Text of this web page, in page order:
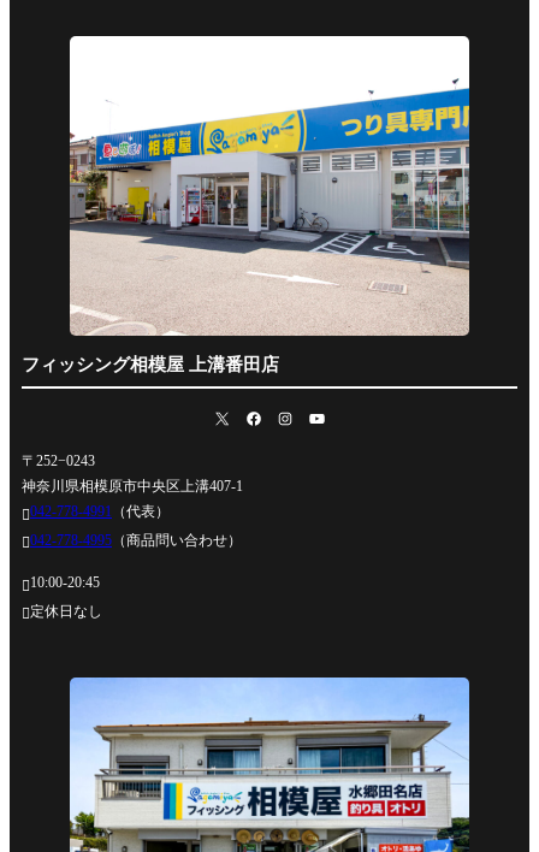
フィッシング相模屋 上溝番田店
〒252−0243
神奈川県相模原市中央区上溝407-1
042-778-4991 （代表）
042-778-4995 （商品問い合わせ）
10:00-20:45
定休日なし